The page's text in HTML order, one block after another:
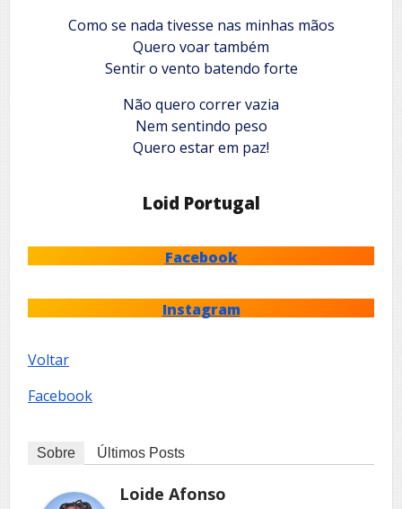
Como se nada tivesse nas minhas mãos
Quero voar também
Sentir o vento batendo forte
Não quero correr vazia
Nem sentindo peso
Quero estar em paz!
Loid Portugal
Facebook
Instagram
Voltar
Facebook
Sobre Últimos Posts
Loide Afonso